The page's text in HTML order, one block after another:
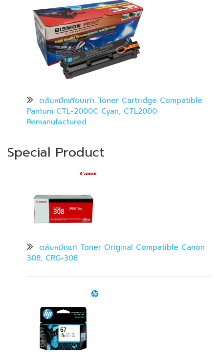
ตลับหมึกเทียบเท่า Toner Cartridge Compatible
Pantum CTL-2000C Cyan, CTL2000
Remanufactured
Special Product
ตลับหมึกแท้ Toner Original Compatible Canon
308, CRG-308